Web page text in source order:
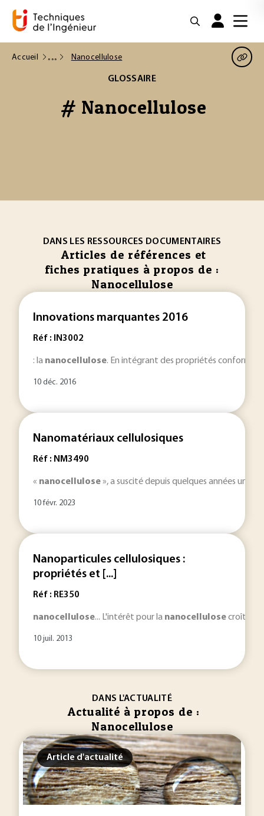
Accueil Nanocellulose
GLOSSAIRE
# Nanocellulose
DANS LES RESSOURCES DOCUMENTAIRES
Articles de références et
fiches pratiques à propos de :
Nanocellulose
Innovations marquantes 2016
Réf : IN3002
: la nanocellulose. En intégrant des propriétés
10 déc. 2016
Nanomatériaux cellulosiques
Réf : NM3490
« nanocellulose», a suscité depuis quelques années un
10 févr. 2023
Nanoparticules cellulosiques :
propriétés et [...]
Réf : RE350
nanocellulose... L'intérêt pour la nanocellulosecroît de
10 juil. 2013
DANS L'ACTUALITÉ
Actualité à propos de :
Nanocellulose
Article d'actualité